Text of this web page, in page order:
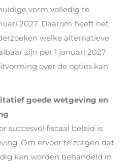
vorm volledig te
2027. Daarom heeft het
welke alternatieve
zijn per 1 januari 2027
over de opties kan
goede wetgeving en
succesvol fiscaal beleid is
Om ervoor te zorgen dat
kan worden behandeld in